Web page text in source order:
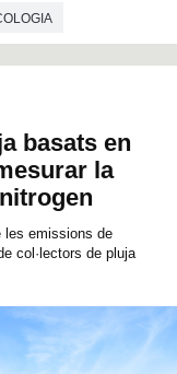
basats en
la
les emissions de
col·lectors de pluja